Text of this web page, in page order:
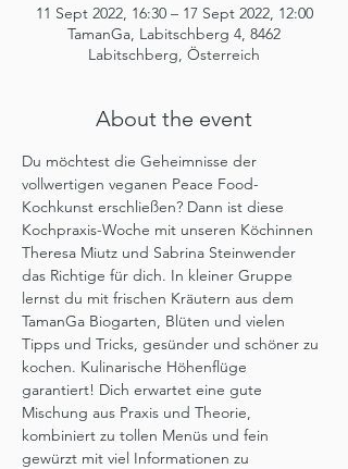
11 Sept 2022, 16:30 – 17 Sept 2022, 12:00
TamanGa, Labitschberg 4, 8462
Labitschberg, Österreich
About the event
Du möchtest die Geheimnisse der
vollwertigen veganen Peace Food-
Kochkunst erschließen? Dann ist diese
Kochpraxis-Woche mit unseren Köchinnen
Theresa Miutz und Sabrina Steinwender
das Richtige für dich. In kleiner Gruppe
lernst du mit frischen Kräutern aus dem
TamanGa Biogarten, Blüten und vielen
Tipps und Tricks, gesünder und schöner zu
kochen. Kulinarische Höhenflüge
garantiert! Dich erwartet eine gute
Mischung aus Praxis und Theorie,
kombiniert zu tollen Menüs und fein
gewürzt mit viel Informationen zu